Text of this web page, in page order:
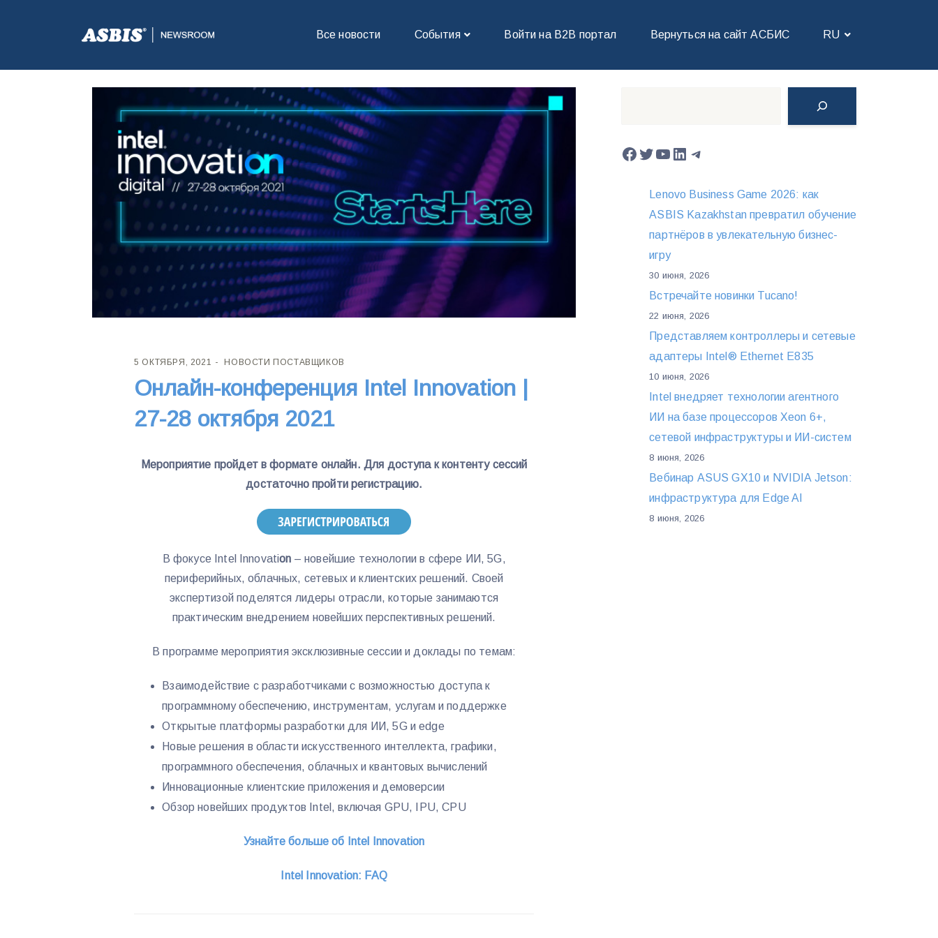
Все новости События Войти на В2В портал Вернуться на сайт АСБИС RU
5 ОКТЯБРЯ, 2021 НОВОСТИ ПОСТАВЩИКОВ
Онлайн-конференция Intel Innovation |
27-28 октября 2021
Мероприятие пройдет в формате онлайн. Для доступа к контенту сессий
достаточно пройти регистрацию.
В фокусе Intel Innovation – новейшие технологии в сфере ИИ, 5G,
периферийных, облачных, сетевых и клиентских решений. Своей
экспертизой поделятся лидеры отрасли, которые занимаются
практическим внедрением новейших перспективных решений.
В программе мероприятия эксклюзивные сессии и доклады по темам:
Взаимодействие с разработчиками с возможностью доступа к
программному обеспечению, инструментам, услугам и поддержке
Открытые платформы разработки для ИИ, 5G и edge
Новые решения в области искусственного интеллекта, графики,
программного обеспечения, облачных и квантовых вычислений
Инновационные клиентские приложения и демоверсии
Обзор новейших продуктов Intel, включая GPU, IPU, CPU
Узнайте больше об Intel Innovation
Intel Innovation: FAQ
Facebook
Twitter
YouTube
LinkedIn
Telegram
Lenovo Business Game 2026: как
ASBIS Kazakhstan превратил обучение
партнёров в увлекательную бизнес-
игру
30 июня, 2026
Встречайте новинки Tucano!
22 июня, 2026
Представляем контроллеры и сетевые
адаптеры Intel® Ethernet E835
10 июня, 2026
Intel внедряет технологии агентного
ИИ на базе процессоров Xeon 6+,
сетевой инфраструктуры и ИИ-систем
8 июня, 2026
Вебинар ASUS GX10 и NVIDIA Jetson:
инфраструктура для Edge AI
8 июня, 2026